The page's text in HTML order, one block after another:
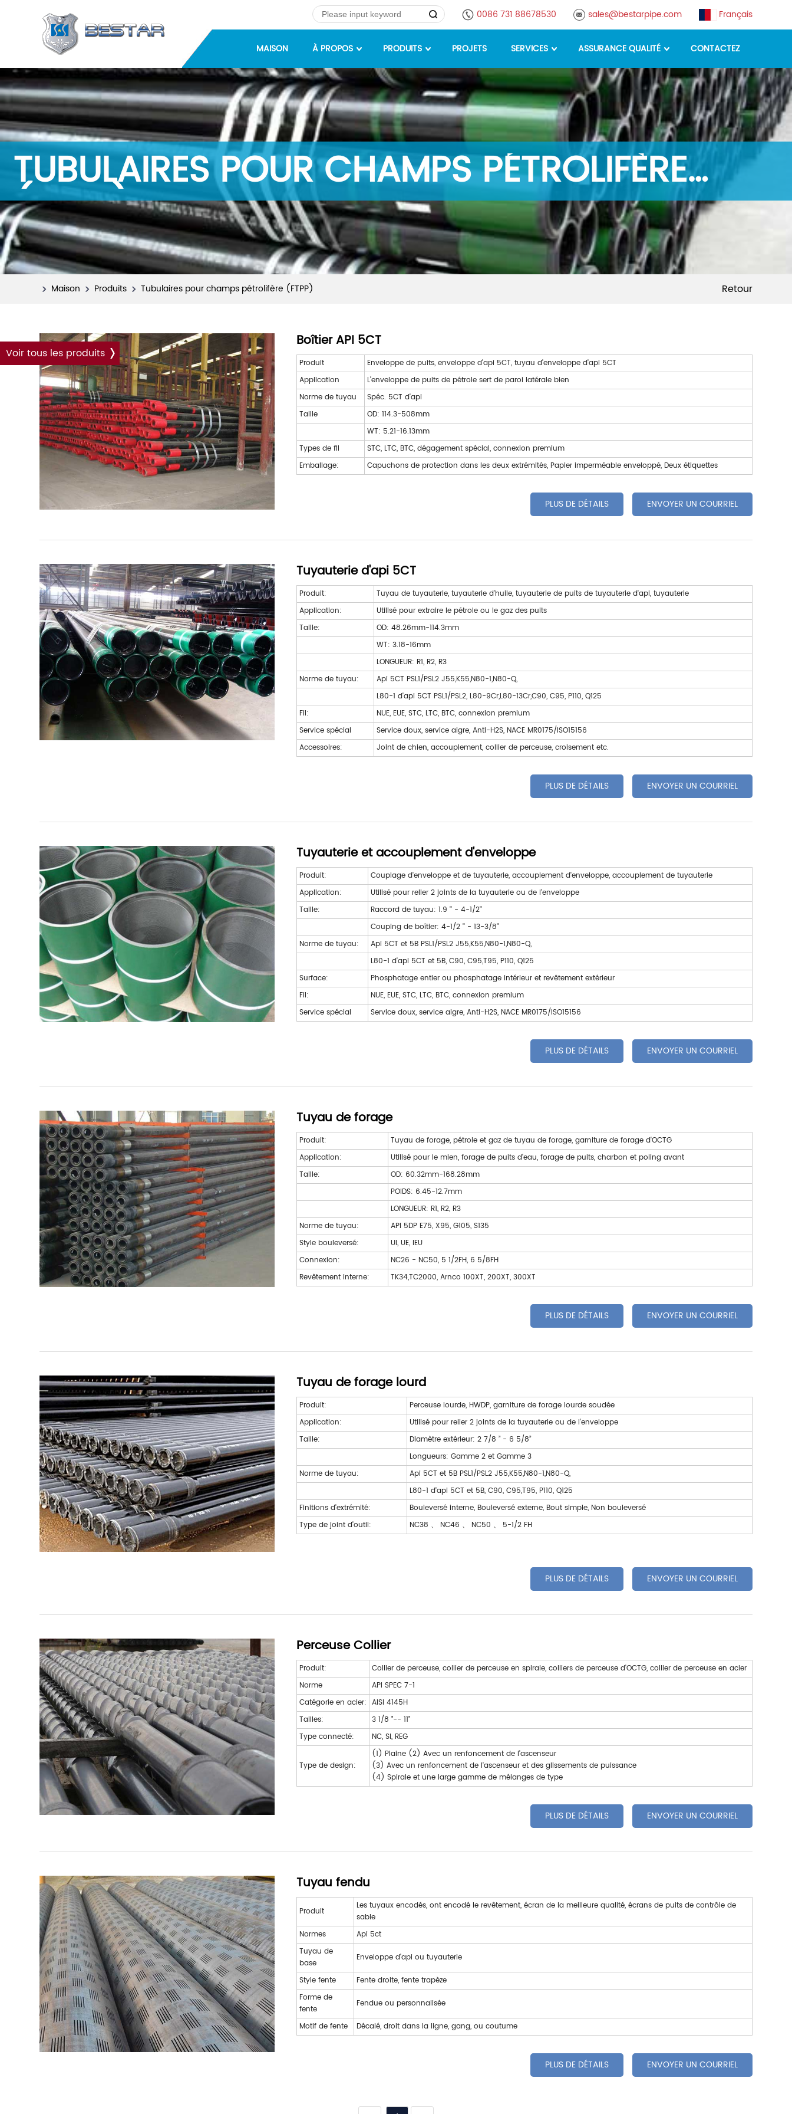
0086 731 88678530 sales@bestarpipe.com Français
MAISON À PROPOS PRODUITS PROJETS SERVICES ASSURANCE QUALITÉ CONTACTEZ
TUBULAIRES POUR CHAMPS PÉTROLIFÈRE
(FTPP)
Retour
Maison Produits Tubulaires pour champs pétrolifère (FTPP)
Voir tous les produits
Boîtier API 5CT
Produit
Enveloppe de puits, enveloppe d'api 5CT, tuyau d'enveloppe d'api 5CT
Application
L'enveloppe de puits de pétrole sert de paroi latérale bien
Norme de tuyau
Spéc. 5CT d'api
Taille
OD: 114.3-508mm
WT: 5.21-16.13mm
Types de fil
STC, LTC, BTC, dégagement spécial, connexion premium
Emballage:
Capuchons de protection dans les deux extrémités, Papier imperméable enveloppé, Deux étiquettes
PLUS DE DÉTAILS ENVOYER UN COURRIEL
Tuyauterie d'api 5CT
Produit:
Tuyau de tuyauterie, tuyauterie d'huile, tuyauterie de puits de tuyauterie d'api, tuyauterie
Application:
Utilisé pour extraire le pétrole ou le gaz des puits
Taille:
OD: 48.26mm-114.3mm
WT: 3.18-16mm
LONGUEUR: R1, R2, R3
Norme de tuyau:
Api 5CT PSL1/PSL2 J55,K55,N80-1,N80-Q,
L80-1 d'api 5CT PSL1/PSL2, L80-9Cr,L80-13Cr,C90, C95, P110, Q125
Fil:
NUE, EUE, STC, LTC, BTC, connexion premium
Service spécial
Service doux, service aigre, Anti-H2S, NACE MR0175/ISO15156
Accessoires:
Joint de chien, accouplement, collier de perceuse, croisement etc.
PLUS DE DÉTAILS ENVOYER UN COURRIEL
Tuyauterie et accouplement d'enveloppe
Produit:
Couplage d'enveloppe et de tuyauterie, accouplement d'enveloppe, accouplement de tuyauterie
Application:
Utilisé pour relier 2 joints de la tuyauterie ou de l'enveloppe
Taille:
Raccord de tuyau: 1.9 '' - 4-1/2''
Couping de boîtier: 4-1/2 '' - 13-3/8''
Norme de tuyau:
Api 5CT et 5B PSL1/PSL2 J55,K55,N80-1,N80-Q,
L80-1 d'api 5CT et 5B, C90, C95,T95, P110, Q125
Surface:
Phosphatage entier ou phosphatage intérieur et revêtement extérieur
Fil:
NUE, EUE, STC, LTC, BTC, connexion premium
Service spécial
Service doux, service aigre, Anti-H2S, NACE MR0175/ISO15156
PLUS DE DÉTAILS ENVOYER UN COURRIEL
Tuyau de forage
Produit:
Tuyau de forage, pétrole et gaz de tuyau de forage, garniture de forage d'OCTG
Application:
Utilisé pour le mien, forage de puits d'eau, forage de puits, charbon et poling avant
Taille:
OD: 60.32mm-168.28mm
POIDS: 6.45-12.7mm
LONGUEUR: R1, R2, R3
Norme de tuyau:
API 5DP E75, X95, G105, S135
Style bouleversé:
UI, UE, IEU
Connexion:
NC26 - NC50, 5 1/2FH, 6 5/8FH
Revêtement interne:
TK34,TC2000, Arnco 100XT, 200XT, 300XT
PLUS DE DÉTAILS ENVOYER UN COURRIEL
Tuyau de forage lourd
Produit:
Perceuse lourde, HWDP, garniture de forage lourde soudée
Application:
Utilisé pour relier 2 joints de la tuyauterie ou de l'enveloppe
Taille:
Diamètre extérieur: 2 7/8 ” - 6 5/8”
Longueurs: Gamme 2 et Gamme 3
Norme de tuyau:
Api 5CT et 5B PSL1/PSL2 J55,K55,N80-1,N80-Q,
L80-1 d'api 5CT et 5B, C90, C95,T95, P110, Q125
Finitions d'extrémité:
Bouleversé interne, Bouleversé externe, Bout simple, Non bouleversé
Type de joint d'outil:
NC38 、 NC46 、 NC50 、 5-1/2 FH
PLUS DE DÉTAILS ENVOYER UN COURRIEL
Perceuse Collier
Produit:
Collier de perceuse, collier de perceuse en spirale, colliers de perceuse d'OCTG, collier de perceuse en acier
Norme
API SPEC 7-1
Catégorie en acier: AISI 4145H
Tailles:
3 1/8 "-- 11"
Type connecté:
NC, SI, REG
Type de design:
(1) Plaine (2) Avec un renfoncement de l'ascenseur
(3) Avec un renfoncement de l'ascenseur et des glissements de puissance
(4) Spirale et une large gamme de mélanges de type
PLUS DE DÉTAILS ENVOYER UN COURRIEL
Tuyau fendu
Produit
Les tuyaux encodés, ont encodé le revêtement, écran de la meilleure qualité, écrans de puits de contrôle de
sable
Normes
Api 5ct
Tuyau de
base
Enveloppe d'api ou tuyauterie
Style fente
Fente droite, fente trapèze
Forme de
fente
Fendue ou personnalisée
Motif de fente Décalé, droit dans la ligne, gang, ou coutume
PLUS DE DÉTAILS ENVOYER UN COURRIEL